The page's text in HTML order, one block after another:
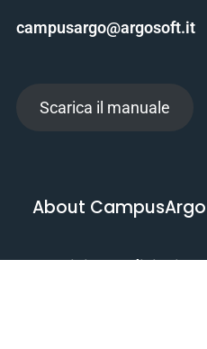
campusargo@argosoft.it
Scarica il manuale
About CampusArgo
Termini e condizioni